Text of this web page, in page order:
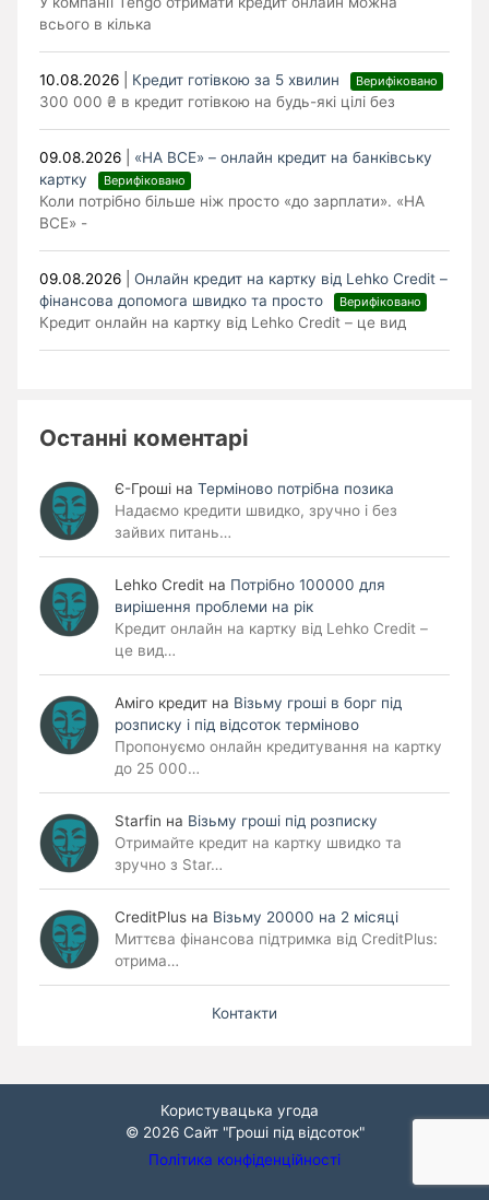
всього в кілька
10.08.2026 Кредит готівкою за 5 хвилин Верифіковано
300 000 ₴ в кредит готівкою на будь-які цілі без
09.08.2026
«НА ВСЕ» – онлайн кредит на банківську
картку
Верифіковано
Коли потрібно більше ніж просто «до зарплати». «НА
ВСЕ» -
09.08.2026 |Онлайн кредит на картку від Lehko Сredit –
фінансова допомога швидко та просто
Верифіковано
Кредит онлайн на картку від Lehko Credit – це вид
Останні коментарі
Є-Гроші на Терміново потрібна позика
Надаємо кредити швидко, зручно і без
зайвих питань…
Lehko Сredit на Потрібно 100000 для
вирішення проблеми на рік
Кредит онлайн на картку від Lehko Credit –
це вид…
Аміго кредит на Візьму гроші в борг під
розписку і під відсоток терміново
Пропонуємо онлайн кредитування на картку
до 25 000…
Starfin на Візьму гроші під розписку
Отримайте кредит на картку швидко та
зручно з Star…
CreditPlus на Візьму 20000 на 2 місяці
Миттєва фінансова підтримка від CreditPlus:
отрима…
Контакти
Користувацька угода
© 2026 Сайт "Гроші під відсоток"
Політика конфіденційності